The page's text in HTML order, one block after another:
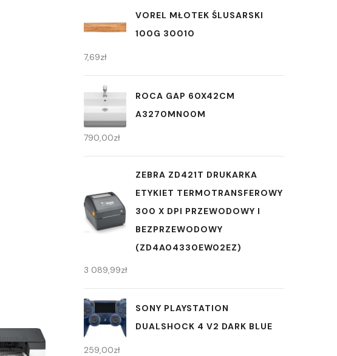
VOREL MŁOTEK ŚLUSARSKI
100G 30010
7,69zł
ROCA GAP 60X42CM
A3270MN00M
790,00zł
ZEBRA ZD421T DRUKARKA
ETYKIET TERMOTRANSFEROWY
300 X DPI PRZEWODOWY I
BEZPRZEWODOWY
(ZD4A04330EW02EZ)
3 089,99zł
SONY PLAYSTATION
DUALSHOCK 4 V2 DARK BLUE
259,00zł